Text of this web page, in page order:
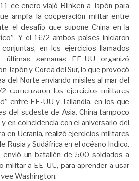
de enero viajó Blinken a Japón para
amplía la cooperación militar entre
el desafío que supone China en la
Y el 16/2 ambos países iniciaron
en los ejercicios llamados
semanas EE-UU organizó
Japón y Corea del Sur, lo que provocó
del Norte enviando misiles al mar del
comenzaron los ejercicios militares
entre EE-UU y Tailandia, en los que
del sudeste de Asia. China tampoco
en coincidencia con el aniversario del
en Ucrania, realizó ejercicios militares
Rusia y Sudáfrica en el océano Indico.
envió un batallón de 500 soldados a
militar a EE-UU, para aprender a usar
Washington.